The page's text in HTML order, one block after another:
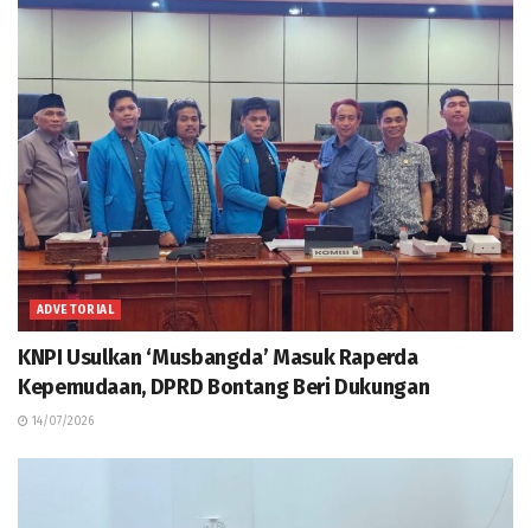
ADVETORIAL
KNPI Usulkan ‘Musbangda’ Masuk Raperda
Kepemudaan, DPRD Bontang Beri Dukungan
14/07/2026